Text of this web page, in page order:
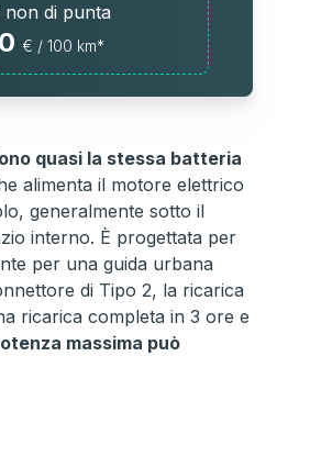
non di punta
€ / 100 km*
quasi la stessa batteria
alimenta il motore elettrico
generalmente sotto il
interno. È progettata per
per una guida urbana
di Tipo 2, la ricarica
ricarica completa in 3 ore e
massima può